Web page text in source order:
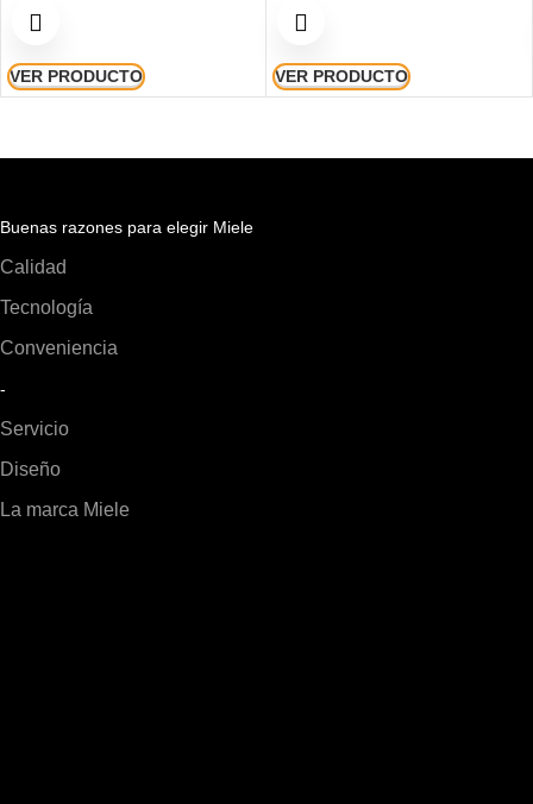
VER PRODUCTO VER PRODUCTO
Buenas razones para elegir Miele
Calidad
Tecnología
Conveniencia
-
Servicio
Diseño
La marca Miele